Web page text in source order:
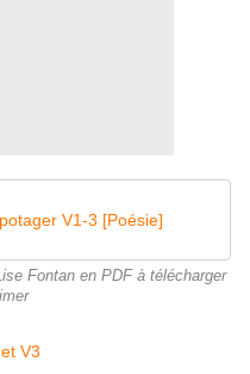
V1-3 [Poésie]
Fontan en PDF à télécharger